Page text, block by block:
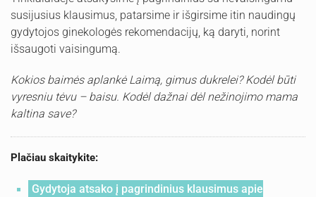
susijusius klausimus, patarsime ir išgirsime itin naudingų
gydytojos ginekologės rekomendacijų, ką daryti, norint
išsaugoti vaisingumą.
Kokios baimės aplankė Laimą, gimus dukrelei? Kodėl būti
vyresniu tėvu – baisu. Kodėl dažnai dėl nežinojimo mama
kaltina save?
Plačiau skaitykite:
Gydytoja atsako į pagrindinius klausimus apie